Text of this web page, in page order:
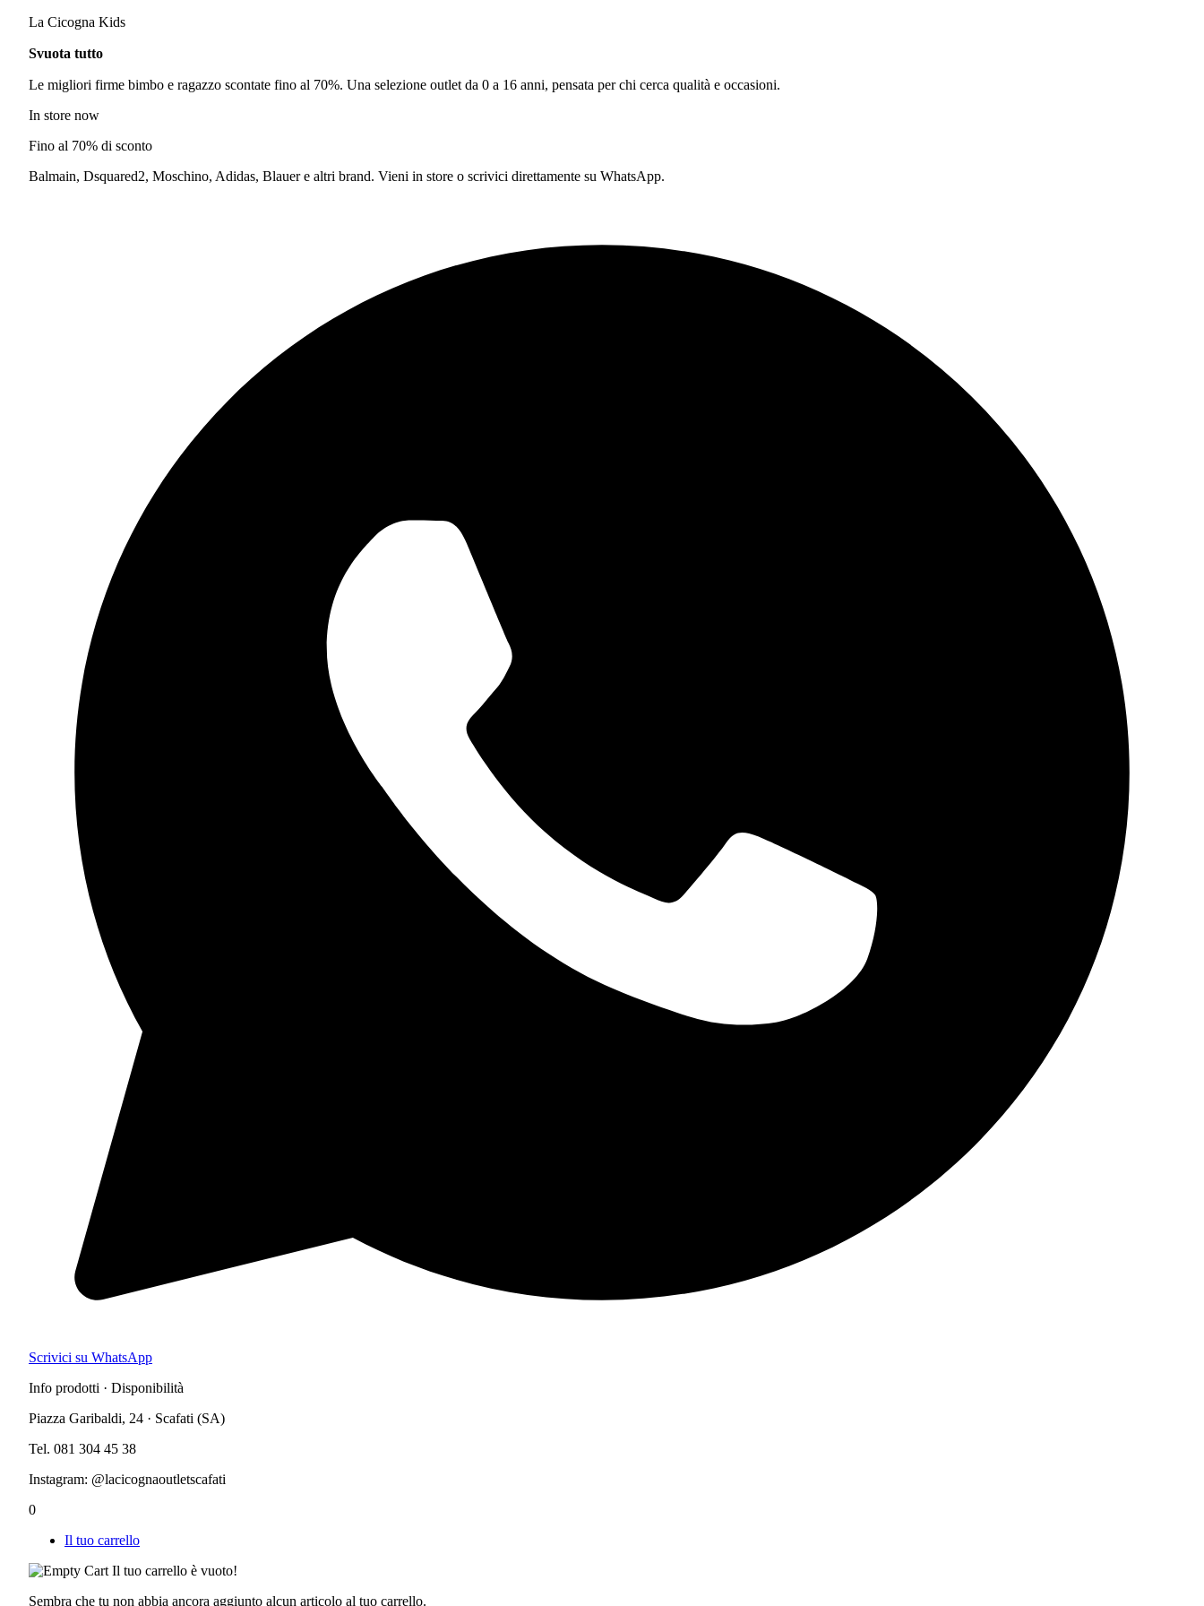
La Cicogna Kids
Svuota tutto
Le migliori firme bimbo e ragazzo scontate fino al 70%. Una selezione outlet da 0 a 16 anni, pensata per chi cerca qualità e occasioni.
In store now
Fino al 70% di sconto
Balmain, Dsquared2, Moschino, Adidas, Blauer e altri brand. Vieni in store o scrivici direttamente su WhatsApp.
Scrivici su WhatsApp
Info prodotti · Disponibilità
Piazza Garibaldi, 24 · Scafati (SA)
Tel. 081 304 45 38
Instagram: @lacicognaoutletscafati
0
Il tuo carrello
Il tuo carrello è vuoto!
Sembra che tu non abbia ancora aggiunto alcun articolo al tuo carrello.